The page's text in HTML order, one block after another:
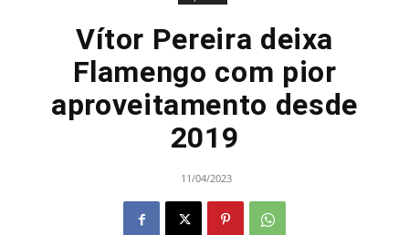
Vítor Pereira deixa
Flamengo com pior
aproveitamento desde
2019
11/04/2023